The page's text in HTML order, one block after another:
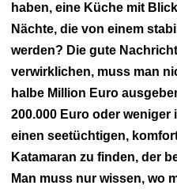
haben, eine Küche mit
Nächte, die von einem
werden? Die gute
verwirklichen, muss man
halbe Million Euro
200.000 Euro oder
einen seetüchtigen,
Katamaran zu finden, der
Man muss nur wissen, wo